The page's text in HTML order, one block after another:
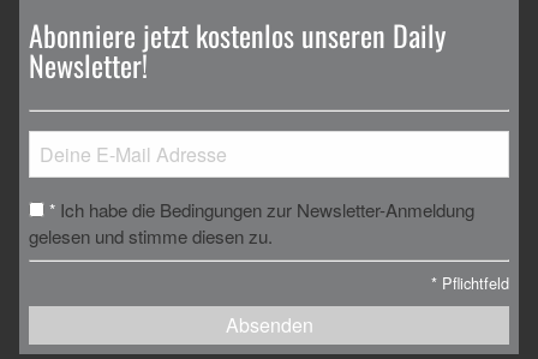
Abonniere jetzt kostenlos unseren Daily
Newsletter!
* Ich habe die Bedingungen zur Newsletter-Anmeldung
gelesen und stimme diesen zu.
* Pflichtfeld
Absenden